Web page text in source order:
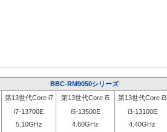
BBC-RM9050シリーズ
第13世代Core i7 第13世代Core i5 第13世代Core i3
i7-13700E i5-13500E i3-13100E
5.10GHz 4.60GHz 4.40GHz